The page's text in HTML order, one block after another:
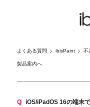
よくある質問 ibisPaint 不
製品案内へ
Q iOS/iPadOS 16の端末